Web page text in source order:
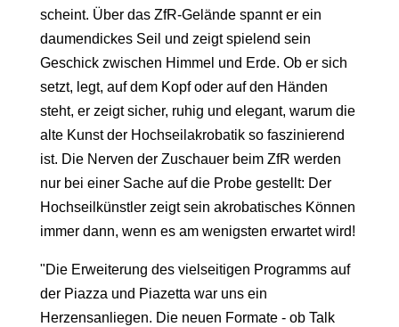
scheint. Über das ZfR-Gelände spannt er ein
daumendickes Seil und zeigt spielend sein
Geschick zwischen Himmel und Erde. Ob er sich
setzt, legt, auf dem Kopf oder auf den Händen
steht, er zeigt sicher, ruhig und elegant, warum die
alte Kunst der Hochseilakrobatik so faszinierend
ist. Die Nerven der Zuschauer beim ZfR werden
nur bei einer Sache auf die Probe gestellt: Der
Hochseilkünstler zeigt sein akrobatisches Können
immer dann, wenn es am wenigsten erwartet wird!
"Die Erweiterung des vielseitigen Programms auf
der Piazza und Piazetta war uns ein
Herzensanliegen. Die neuen Formate - ob Talk